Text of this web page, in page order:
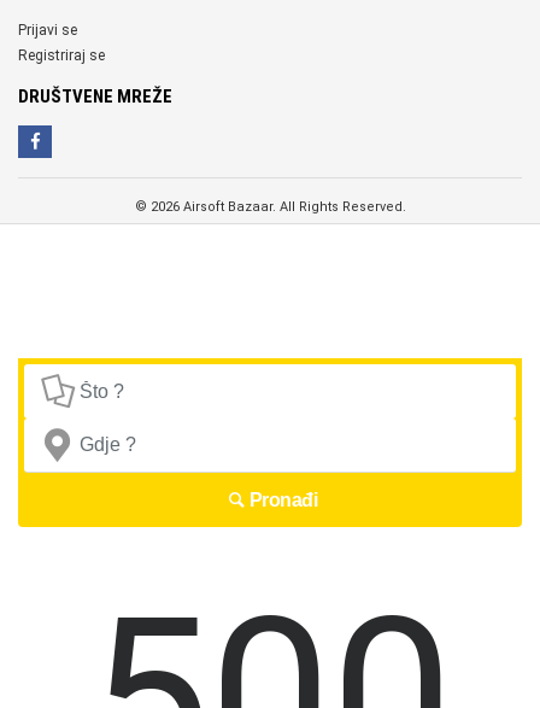
Prijavi se
Registriraj se
DRUŠTVENE MREŽE
© 2026 Airsoft Bazaar. All Rights Reserved.
Pronađi